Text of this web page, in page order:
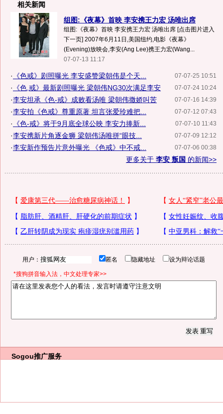
相关新闻
组图:《夜幕》首映 李安携王力宏 汤唯出席
组图:《夜幕》首映 李安携王力宏 汤唯出席 [点击图片进入
下一页] 2007年6月11日,美国纽约,电影《夜幕》
(Evening)放映会,李安(Ang Lee)携王力宏(Wang...
07-07-13 11:17
07-07-25 10:51
· 《色戒》剧照曝光 李安盛赞梁朝伟是个天...
07-07-24 10:24
· 《色,戒》最新剧照曝光 梁朝伟NG30次满足李安
07-07-16 14:39
·李安坦承《色-戒》成败看汤唯 梁朝伟撒娇叫苦
07-07-12 07:43
·李安拍《色戒》尊重原著 坦言张爱玲难把...
07-07-10 11:43
· 《色-戒》将于9月底全球公映 李安力捧新...
07-07-09 12:12
·李安携新片角逐金狮 梁朝伟汤唯拼“眼技...
07-07-06 00:38
·李安新作预告片意外曝光 《色戒》中不戒...
更多关于 李安 叛国 的新闻>>
用户： 匿名 隐藏地址 设为辩论话题
*搜狗拼音输入法，中文处理专家>>
Sogou推广服务